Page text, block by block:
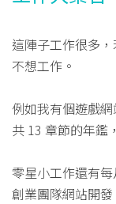
這陣子工作很多
不想工作。
例如我有個遊戲
共 13 章節的年鑑
零星小工作還有
創業團隊網站開